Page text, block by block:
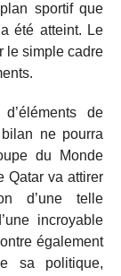
sportif que
été atteint. Le
le simple cadre
de
ne pourra
du Monde
Qatar va attirer
d’une telle
incroyable
également
sa politique,